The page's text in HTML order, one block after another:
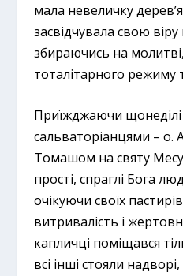
мала невеличку
засвідчувала свою
збираючись на молитві,
тоталітарного режиму
Приїжджаючи
сальваторіанцями – о.
Томашом на святу
прості, спраглі Бога
очікуючи своїх
витривалість і
капличці поміщався
всі інші стояли